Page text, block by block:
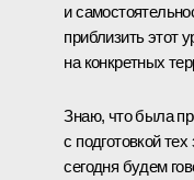
и
приблизить этот
на конкретных
Знаю, что была
с подготовкой
сегодня будем